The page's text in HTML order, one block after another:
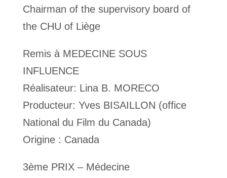
Chairman of the supervisory board of
the CHU of Liège
Remis à MEDECINE SOUS
INFLUENCE
Réalisateur: Lina B. MORECO
Producteur: Yves BISAILLON (office
National du Film du Canada)
Origine : Canada
3ème PRIX – Médecine